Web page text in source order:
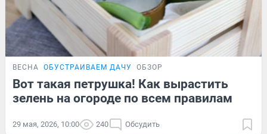
ВЕСНА ОБУСТРАИВАЕМ ДАЧУ ОБЗОР
Вот такая петрушка! Как вырастить
зелень на огороде по всем правилам
29 мая, 2026, 10:00 240 Обсудить